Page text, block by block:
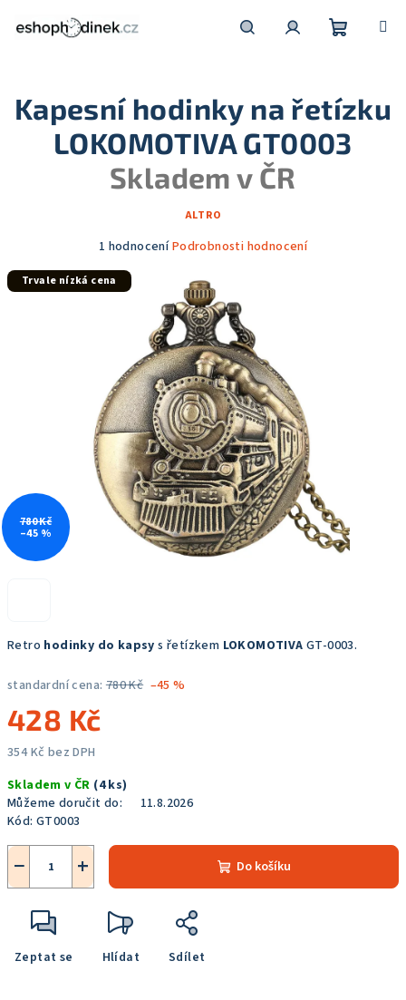
košík
Retro hodinky do kapsys řetízkem LOKOMOTIVA GT-0003.
standardní cena: 780 Kč –45 %
428 Kč
354 Kč bez DPH
cena:
Skladem v ČR (4 ks)
Můžeme doručit do:
11.8.2026
Kód: GT0003
+
− Do košíku
Zeptat se Hlídat Sdílet
Kapesní hodinky na řetízku
LOKOMOTIVA GT0003
Skladem v ČR
ALTRO
Průměrné
produktu
hvězdiček.
1 hodnoceníPodrobnosti hodnocení
Trvale nízká cena
780 Kč
–45 %